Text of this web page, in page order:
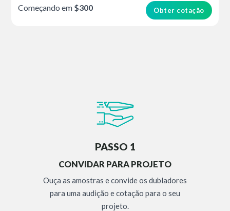
Obter cotação
Começando em $300
PASSO 1
CONVIDAR PARA PROJETO
Ouça as amostras e convide os dubladores
para uma audição e cotação para o seu
projeto.